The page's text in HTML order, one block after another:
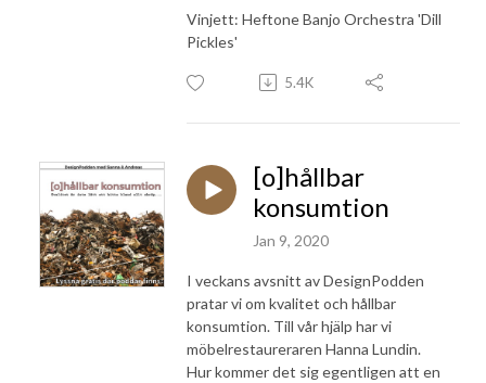
Vinjett: Heftone Banjo Orchestra 'Dill
Pickles'
5.4K
[o]hållbar
konsumtion
Jan 9, 2020
I veckans avsnitt av DesignPodden
pratar vi om kvalitet och hållbar
konsumtion. Till vår hjälp har vi
möbelrestaureraren Hanna Lundin.
Hur kommer det sig egentligen att en